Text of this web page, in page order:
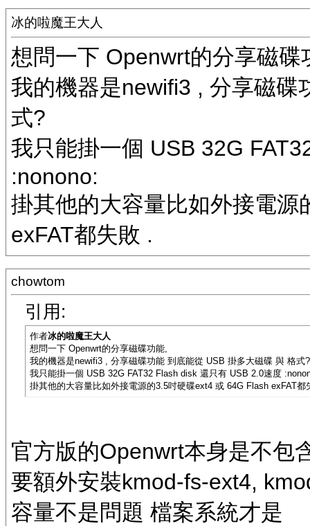
冰的啦魔王大人
想問一下 Openwrt的分享磁碟
我的機器是newifi3 , 分享磁碟
式?
我只能掛一個 USB 32G
:nonono:
掛其他的大容量比如外接電
exFAT都失敗 .
chowtom
引用:
作者冰的啦魔王大人
想問一下 Openwrt的分享磁碟功能,
我的機器是newifi3 , 分享磁碟功能 到底能從 USB 掛多大磁碟 與 格式?
我只能掛一個 USB 32G FAT32 Flash disk 還只有 USB 2.0速度
掛其他的大容量比如外接電源的3.5吋硬碟ext4 或 64G Flash exFAT都
官方版的Openwrt本身是不包
要額外安裝kmod-fs-ext4,
容量不是問題 檔案系統才是